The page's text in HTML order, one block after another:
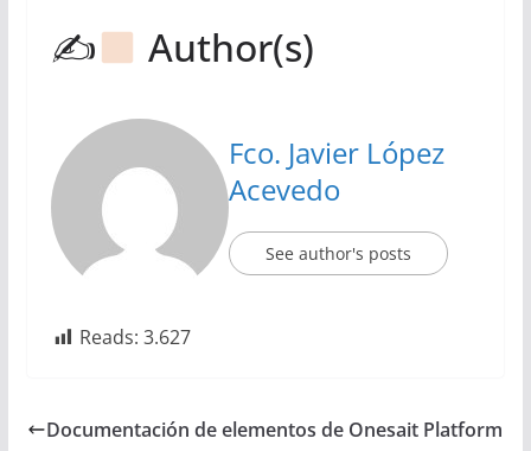
✍ Author(s)
Fco. Javier López
Acevedo
See author's posts
Reads: 3.627
Documentación de elementos de Onesait Platform